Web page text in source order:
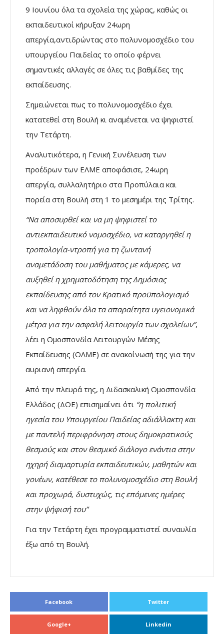
9 Ιουνίου όλα τα σχολεία της χώρας, καθώς οι
εκπαιδευτικοί κήρυξαν 24ωρη
απεργία,αντιδρώντας στο πολυνομοσχέδιο του
υπουργείου Παιδείας το οποίο φέρνει
σημαντικές αλλαγές σε όλες τις βαθμίδες της
εκπαίδευσης.
Σημειώνεται πως το πολυνομοσχέδιο έχει
κατατεθεί στη Βουλή κι αναμένεται να ψηφιστεί
την Τετάρτη.
Αναλυτικότερα, η Γενική Συνέλευση των
προέδρων των ΕΛΜΕ αποφάσισε, 24ωρη
απεργία, συλλαλητήριο στα Προπύλαια και
πορεία στη Βουλή στη 1 το μεσημέρι της Τρίτης.
“Να αποσυρθεί και να μη ψηφιστεί το
αντιεκπαιδευτικό νομοσχέδιο, να καταργηθεί η
τροπολογία-ντροπή για τη ζωντανή
αναμετάδοση του μαθήματος με κάμερες, να
αυξηθεί η χρηματοδότηση της Δημόσιας
εκπαίδευσης από τον Κρατικό προϋπολογισμό
και να ληφθούν όλα τα απαραίτητα υγειονομικά
μέτρα για την ασφαλή λειτουργία των σχολείων”,
λέει η Ομοσπονδία Λειτουργών Μέσης
Εκπαίδευσης (ΟΛΜΕ) σε ανακοίνωσή της για την
αυριανή απεργία.
Από την πλευρά της, η Διδασκαλική Ομοσπονδία
Ελλάδος (ΔΟΕ) επισημαίνει ότι “η πολιτική
ηγεσία του Υπουργείου Παιδείας αδιάλλακτη και
με παντελή περιφρόνηση στους δημοκρατικούς
θεσμούς και στον θεσμικό διάλογο ενάντια στην
ηχηρή διαμαρτυρία εκπαιδευτικών, μαθητών και
γονέων, κατέθεσε το πολυνομοσχέδιο στη Βουλή
και προχωρά, δυστυχώς, τις επόμενες ημέρες
στην ψήφισή του”
Για την Τετάρτη έχει προγραμματιστεί συναυλία
έξω από τη Βουλή.
Facebook Twitter
Google+ Linkedin